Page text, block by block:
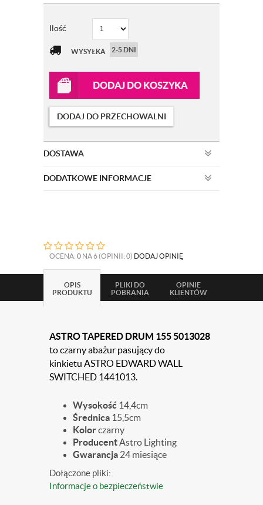
Ilość
WYSYŁKA 2-5 DNI
DODAJ DO KOSZYKA
DODAJ DO PRZECHOWALNI
DOSTAWA
DODATKOWE INFORMACJE
OCENA: 0 NA 6 (OPINII: 0) DODAJ OPINIĘ
OPIS
PRODUKTU
PLIKI DO
POBRANIA
OPINIE
KLIENTÓW
ASTRO TAPERED DRUM 155 5013028
to czarny abażur pasujący do
kinkietu ASTRO EDWARD WALL
SWITCHED 1441013.
Wysokość 14,4cm
Średnica 15,5cm
Kolorczarny
ProducentAstro Lighting
Gwarancja 24 miesiące
Dołączone pliki:
Informacje o bezpieczeństwie